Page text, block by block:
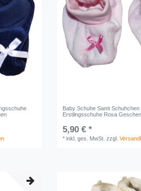
Baby Schuhe Samt Schuhchen
Erstlingsschuhe Rosa
5,90 € *
*inkl. ges. MwSt. zzgl.